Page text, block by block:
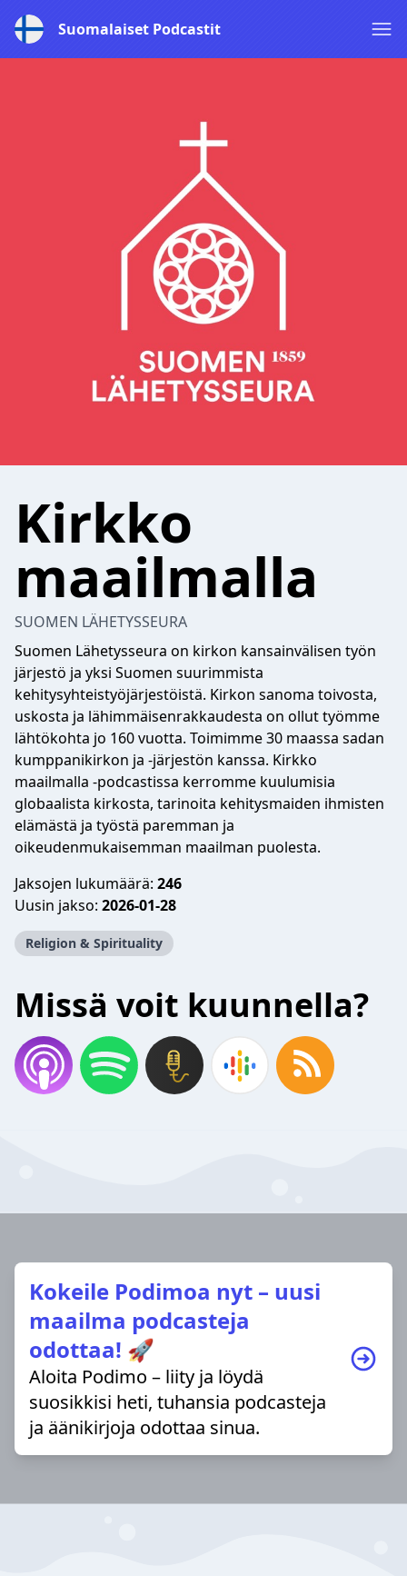
Suomalaiset Podcastit
Kirkko
maailmalla
SUOMEN LÄHETYSSEURA
Suomen Lähetysseura on kirkon kansainvälisen työn
järjestö ja yksi Suomen suurimmista
kehitysyhteistyöjärjestöistä. Kirkon sanoma toivosta,
uskosta ja lähimmäisenrakkaudesta on ollut työmme
lähtökohta jo 160 vuotta. Toimimme 30 maassa sadan
kumppanikirkon ja -järjestön kanssa. Kirkko
maailmalla -podcastissa kerromme kuulumisia
globaalista kirkosta, tarinoita kehitysmaiden ihmisten
elämästä ja työstä paremman ja
oikeudenmukaisemman maailman puolesta.
Jaksojen lukumäärä: 246
Uusin jakso: 2026-01-28
Religion & Spirituality
Missä voit kuunnella?
Kokeile Podimoa nyt – uusi
maailma podcasteja
odottaa! 🚀
Aloita Podimo – liity ja löydä
suosikkisi heti, tuhansia podcasteja
ja äänikirjoja odottaa sinua.